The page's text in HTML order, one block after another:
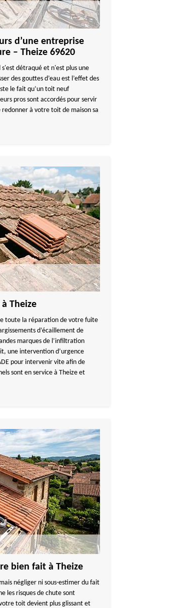
d’une entreprise
– Theize 69620
détraqué et n'est plus une
des gouttes d’eau est l’effet des
le fait qu’un toit neuf
pros sont accordés pour servir
à votre toit de maison sa
Theize
toute la réparation de votre fuite
d’écaillement de
marques de l’infiltration
une intervention d’urgence
pour intervenir vite afin de
sont en service à Theize et
bien fait à Theize
négliger ni sous-estimer du fait
les risques de chute sont
toit devient plus glissant et